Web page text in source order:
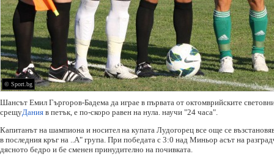
© Sport.bg
Шансът Емил Гъргоров-Бадема да играе в първата от октомврийските
срещуДания в петък, е по-скоро равен на нула. научи "24 часа".
Капитанът на шампиона и носител на купата Лудогорец все още се
в последния кръг на ..А" група. При победата с 3:0 над Миньор асът на
дясното бедро и бе сменен принудително на почивка­та.